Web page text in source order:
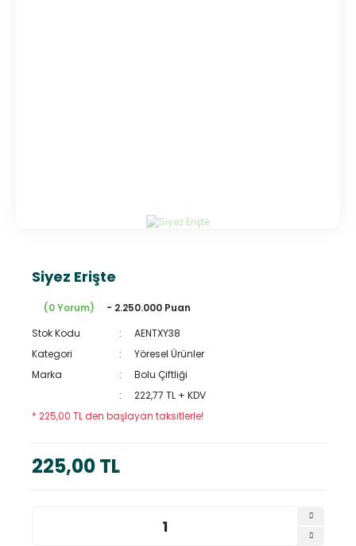
Siyez Erişte
(0 Yorum)
- 2.250.000 Puan
Stok Kodu
AENTXY38
Kategori
Yöresel Ürünler
Marka
Bolu Çiftliği
222,77 TL + KDV
* 225,00 TL den başlayan taksitlerle!
225,00 TL